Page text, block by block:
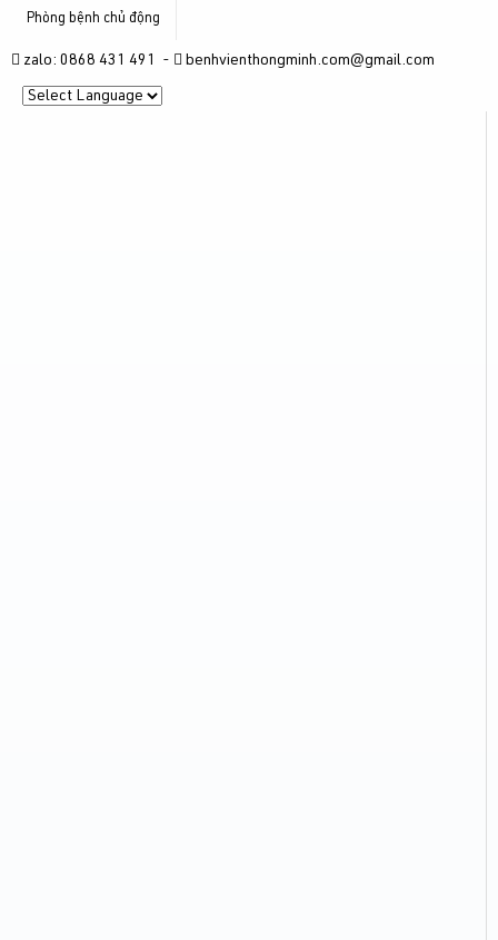
Phòng bệnh chủ động
zalo: 0868 431 491 - benhvienthongminh.com@gmail.com